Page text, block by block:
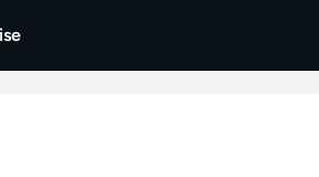
Visueller Content